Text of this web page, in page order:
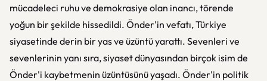
mücadeleci ruhu ve demokrasiye olan inancı, törende
yoğun bir şekilde hissedildi. Önder'in vefatı, Türkiye
siyasetinde derin bir yas ve üzüntü yarattı. Sevenleri ve
sevenlerinin yanı sıra, siyaset dünyasından birçok isim de
Önder'i kaybetmenin üzüntüsünü yaşadı. Önder'in politik